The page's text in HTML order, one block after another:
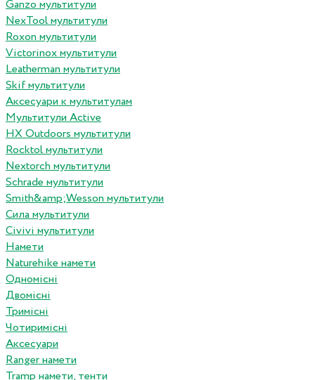
Ganzo мультитули
NexTool мультитули
Roxon мультитули
Victorinox мультитули
Leatherman мультитули
Skif мультитули
Аксесуари к мультитулам
Мультитули Active
HX Outdoors мультитули
Rocktol мультитули
Nextorch мультитули
Schrade мультитули
Smith&amp;Wesson мультитули
Сила мультитули
Civivi мультитули
Намети
Naturehike намети
Одномісні
Двомісні
Тримісні
Чотиримісні
Аксесуари
Ranger намети
Tramp намети, тенти